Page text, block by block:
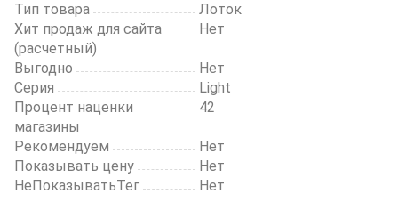
Тип товара
Лоток
Хит продаж для сайта
(расчетный)
Нет
Выгодно
Нет
Серия
Light
Процент наценки
магазины
42
Рекомендуем
Нет
Показывать цену
Нет
НеПоказыватьТег
Нет